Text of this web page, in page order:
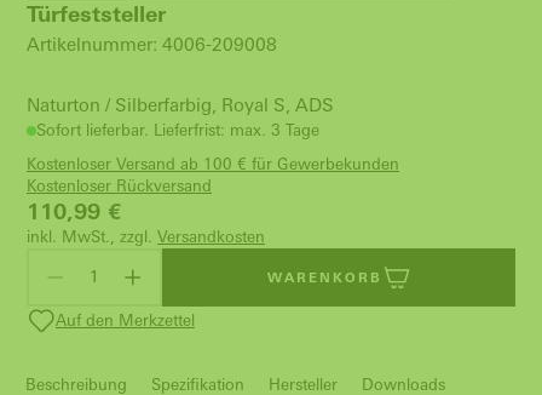
Türfeststeller
Artikelnummer: 4006-209008
Naturton / Silberfarbig, Royal S, ADS
Sofort lieferbar. Lieferfrist: max. 3 Tage
Kostenloser Versand ab 100 € für Gewerbekunden
Kostenloser Rückversand
110,99 €
inkl. MwSt., zzgl. Versandkosten
WARENKORB
Auf den Merkzettel
Beschreibung Spezifikation Hersteller Downloads